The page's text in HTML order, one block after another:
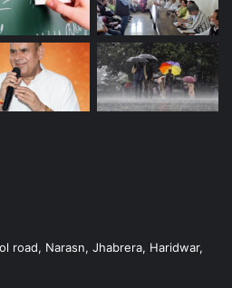
road, Narasn, Jhabrera, Haridwar,